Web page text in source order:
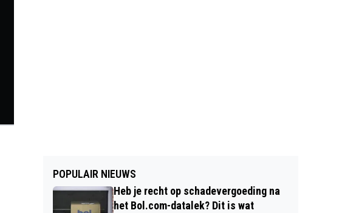
POPULAIR NIEUWS
Heb je recht op schadevergoeding na
het Bol.com-datalek? Dit is wat